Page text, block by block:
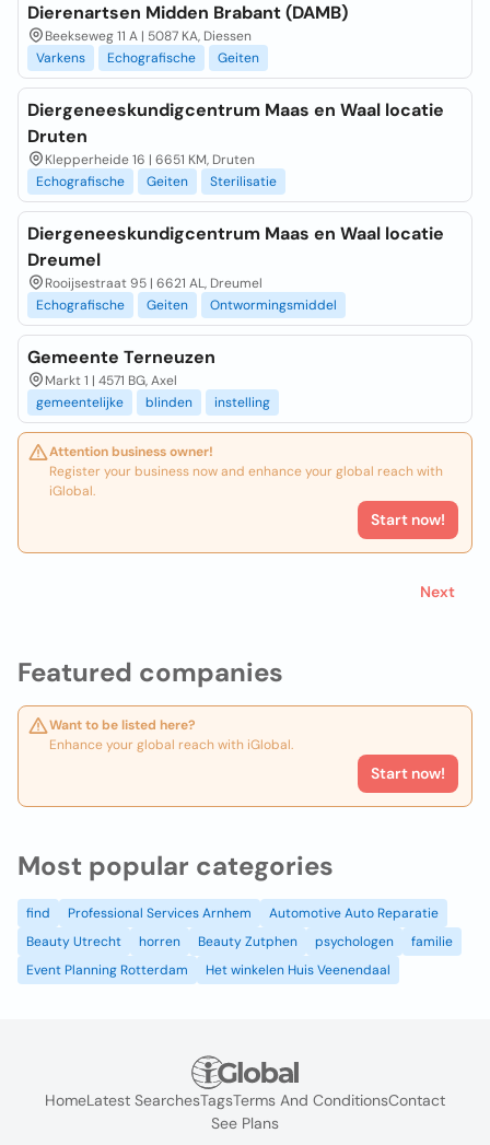
Featured companies
Want to be listed here?
Enhance your global reach with iGlobal.
Start now!
Dierenartsen Midden Brabant (DAMB)
Beekseweg 11 A | 5087 KA, Diessen
Varkens
Echografische Geiten
Diergeneeskundigcentrum Maas en Waal locatie
Druten
Klepperheide 16 | 6651 KM, Druten
Echografische
Geiten Sterilisatie
Diergeneeskundigcentrum Maas en Waal locatie
Dreumel
Rooijsestraat 95 | 6621 AL, Dreumel
Echografische
Geiten Ontwormingsmiddel
Gemeente Terneuzen
Markt 1 | 4571 BG, Axel
gemeentelijke
blinden instelling
Attention business owner!
Register your business now and enhance your global reach with
iGlobal.
Start now!
Next
Most popular categories
find Professional Services Arnhem
Automotive Auto Reparatie
Beauty Utrecht
horren Beauty Zutphen psychologen
familie
Event Planning Rotterdam
Het winkelen Huis Veenendaal
HomeLatest SearchesTagsTerms And ConditionsContact
See Plans